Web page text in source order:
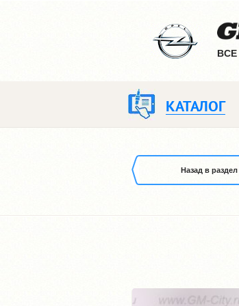
ВCE
КАТАЛОГ
Назад в раздел